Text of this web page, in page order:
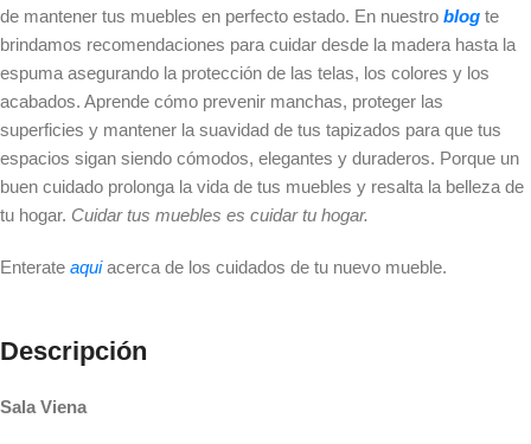
de mantener tus muebles en perfecto estado. En nuestro blog te
brindamos recomendaciones para cuidar desde la madera hasta la
espuma asegurando la protección de las telas, los colores y los
acabados. Aprende cómo prevenir manchas, proteger las
superficies y mantener la suavidad de tus tapizados para que tus
espacios sigan siendo cómodos, elegantes y duraderos. Porque un
buen cuidado prolonga la vida de tus muebles y resalta la belleza de
tu hogar. Cuidar tus muebles es cuidar tu hogar.
Enterate aqui acerca de los cuidados de tu nuevo mueble.
Descripción
Sala Viena